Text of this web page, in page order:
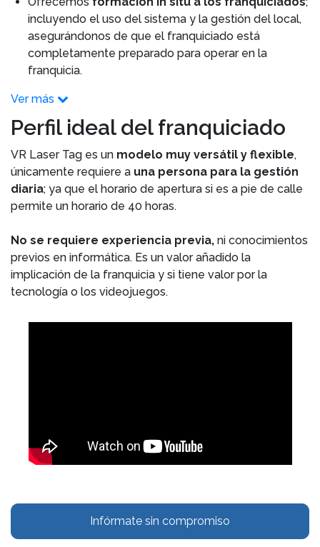
incluyendo el uso del sistema y la gestión del local,
asegurándonos de que el franquiciado está
completamente preparado para operar en la
franquicia.
Ver más
Perfil ideal del franquiciado
VR Laser Tag es un modelo muy versátil y flexible,
únicamente requiere a una persona para la gestión
diaria; ya que el horario de apertura si es a pie de calle
permite un horario de 40 horas.
No se requiere experiencia previa, ni conocimientos
previos en informática. Es un valor añadido la
implicación de la franquicia y si tiene valor por la
tecnología o los videojuegos.
Infórmate sin compromiso